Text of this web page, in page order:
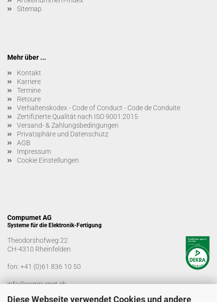
Diese Webseite verwendet Cookies und andere
Sitemap
Mehr über ...
Kontakt
Karriere
Termine
Retoure
Verhaltenskodex - Code of Conduct - Code de Conduite
Zertifizierte Qualität nach ISO 9001:2015
Versand- & Zahlungsbedingungen
Privatsphäre und Datenschutz
AGB
Impressum
Cookie Einstellungen
Compumet AG
Systeme für die Elektronik-Fertigung
Theodorshofweg 22
CH-4310 Rheinfelden
fon: +41 (0)61 836 10 50
info@compumet.ch